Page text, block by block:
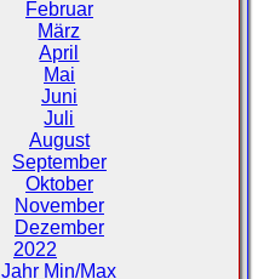
Februar
März
April
Mai
Juni
Juli
August
September
Oktober
November
Dezember
2022
Jahr Min/Max